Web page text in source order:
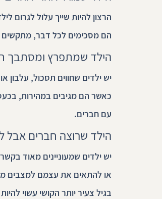
הרצון להיות שייך עלול לגרום
הם מסכימים לכל דבר, מתקשים
הילד שמתפרץ ומסתבך
יש ילדים שחווים תסכול, עלבון
כאשר הם מגיבים במהירות,
עם חברים.
הילד שרוצה חברים אבל
יש ילדים שמעוניינים מאוד
או להתאים את עצמם למצבים
בגיל צעיר יותר הקושי עשוי